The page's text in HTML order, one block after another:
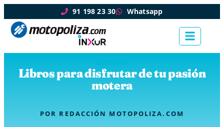
91 198 23 30 Whatsapp
Libros para disfrutar de tu pasión
motera
POR REDACCIÓN MOTOPOLIZA.COM